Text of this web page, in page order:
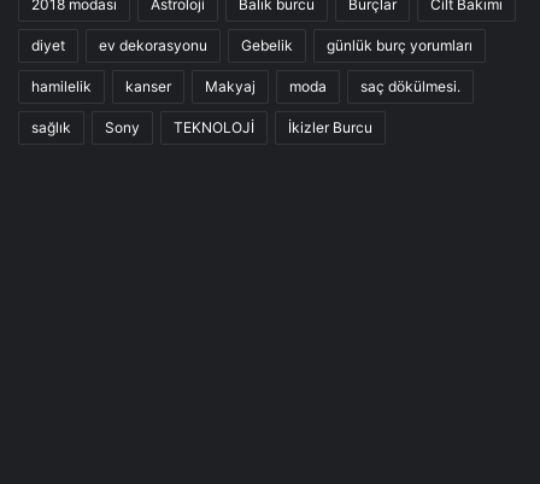
2018 modası Astroloji Balık burcu Burçlar Cilt Bakımı
diyet ev dekorasyonu Gebelik günlük burç yorumları
hamilelik kanser Makyaj moda saç dökülmesi.
sağlık Sony TEKNOLOJİ İkizler Burcu